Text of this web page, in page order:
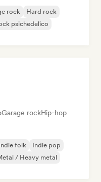
rock
Hard rock
psichedelico
Garage rockHip-hop
folk
Indie pop
/ Heavy metal